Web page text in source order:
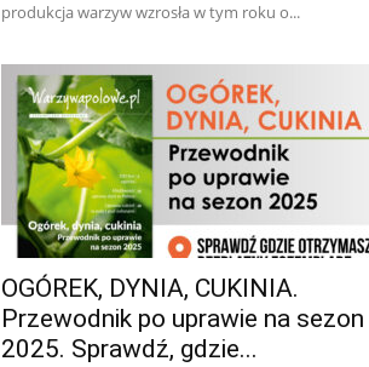
produkcja warzyw wzrosła w tym roku o...
OGÓREK, DYNIA, CUKINIA.
Przewodnik po uprawie na sezon
2025. Sprawdź, gdzie...